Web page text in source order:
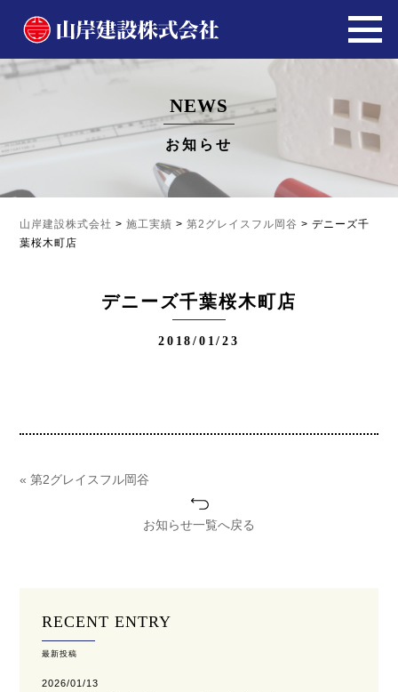
NEWS
お知らせ
山岸建設株式会社 >施工実績 >第2グレイスフル岡谷 >デニーズ千
葉桜木町店
デニーズ千葉桜木町店
2018/01/23
« 第2グレイスフル岡谷
お知らせ一覧へ戻る
RECENT ENTRY
最新投稿
2026/01/13